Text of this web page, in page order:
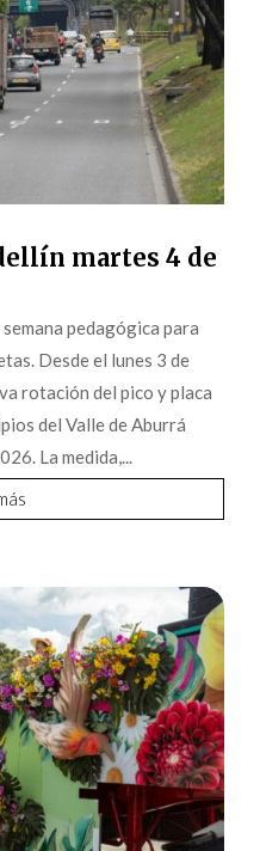
martes 4 de
pedagógica para
Desde el lunes 3 de
rotación del pico y placa
del Valle de Aburrá
La medida,...